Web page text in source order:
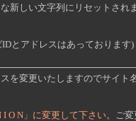
新しい文字列にリセットされま
とアドレスはあっております)
を変更いたしますのでサイト
O N」に変更して下さい。 ご